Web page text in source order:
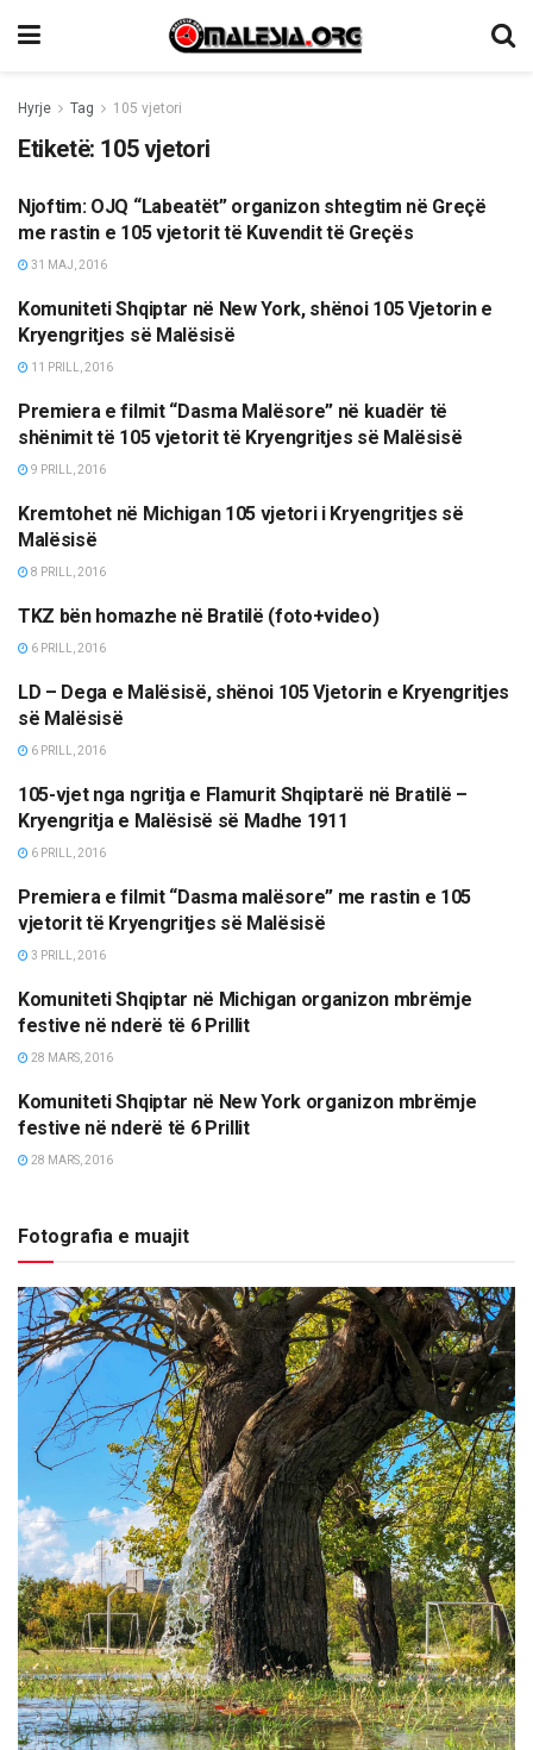
Hyrje Tag 105 vjetori
Etiketë: 105 vjetori
TË NDRYSHME
Njoftim: OJQ “Labeatët” organizon shtegtim në Greçë
me rastin e 105 vjetorit të Kuvendit të Greçës
31 MAJ, 2016
MËRGATA
Komuniteti Shqiptar në New York, shënoi 105 Vjetorin e
Kryengritjes së Malësisë
11 PRILL, 2016
KULTURË
Premiera e filmit “Dasma Malësore” në kuadër të
shënimit të 105 vjetorit të Kryengritjes së Malësisë
9 PRILL, 2016
MËRGATA
Kremtohet në Michigan 105 vjetori i Kryengritjes së
Malësisë
8 PRILL, 2016
LAJME
TKZ bën homazhe në Bratilë (foto+video)
6 PRILL, 2016
LAJME
LD – Dega e Malësisë, shënoi 105 Vjetorin e Kryengritjes
së Malësisë
6 PRILL, 2016
OPINIONE/EDITORIALE
105-vjet nga ngritja e Flamurit Shqiptarë në Bratilë –
Kryengritja e Malësisë së Madhe 1911
6 PRILL, 2016
KULTURË
Premiera e filmit “Dasma malësore” me rastin e 105
vjetorit të Kryengritjes së Malësisë
3 PRILL, 2016
MËRGATA
Komuniteti Shqiptar në Michigan organizon mbrëmje
festive në nderë të 6 Prillit
28 MARS, 2016
MËRGATA
Komuniteti Shqiptar në New York organizon mbrëmje
festive në nderë të 6 Prillit
28 MARS, 2016
Fotografia e muajit